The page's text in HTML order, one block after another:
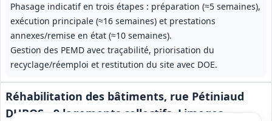
Phasage indicatif en trois étapes : préparation (≈5 semaines),
exécution principale (≈16 semaines) et prestations
annexes/remise en état (≈10 semaines).
Gestion des PEMD avec traçabilité, priorisation du
recyclage/réemploi et restitution du site avec DOE.
Réhabilitation des bâtiments, rue Pétiniaud
DUBOS - 9 logements collectifs, Limoges